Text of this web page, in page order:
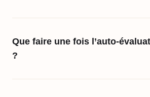
Que faire une fois l’auto-
?